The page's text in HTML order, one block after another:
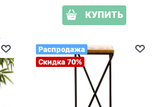
КУПИТЬ
Распродажа
Скидка 70%